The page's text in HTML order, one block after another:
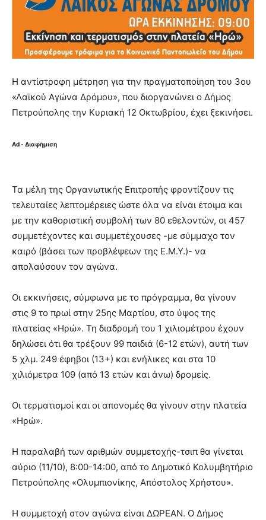
Η αντίστροφη μέτρηση για την πραγματοποίηση του 3ου
«Λαϊκού Αγώνα Δρόμου», που διοργανώνει ο Δήμος
Πετρούπολης την Κυριακή 12 Οκτωβρίου, έχει ξεκινήσει.
Ad - Διαφήμιση
Τα μέλη της Οργανωτικής Επιτροπής φροντίζουν τις
τελευταίες λεπτομέρειες ώστε όλα να είναι έτοιμα και
με την καθοριστική συμβολή των 80 εθελοντών, οι 457
συμμετέχοντες και συμμετέχουσες -με σύμμαχο τον
καιρό (βάσει των προβλέψεων της Ε.Μ.Υ.)- να
απολαύσουν τον αγώνα.
Οι εκκινήσεις, σύμφωνα με το πρόγραμμα, θα γίνουν
στις 9 το πρωί στην 25ης Μαρτίου, στο ύψος της
πλατείας «Ηρώ». Τη διαδρομή του 1 χιλιομέτρου έχουν
δηλώσει ότι θα τρέξουν 99 παιδιά (6-12 ετών), αυτή των
5 χλμ. 249 έφηβοι (13+) και ενήλικες και στα 10
χιλιόμετρα 109 (από 13 ετών και άνω) δρομείς.
Οι τερματισμοί και οι απονομές θα γίνουν στην πλατεία
«Ηρώ».
Η παραλαβή των αριθμών συμμετοχής-τσιπ θα γίνεται
αύριο (11/10), 8:00-14:00, από το Δημοτικό Κολυμβητήριο
Πετρούπολης «Ολυμπιονίκης, Απόστολος Χρήστου».
Η συμμετοχή στον αγώνα είναι ΔΩΡΕΑΝ. Ο Δήμος